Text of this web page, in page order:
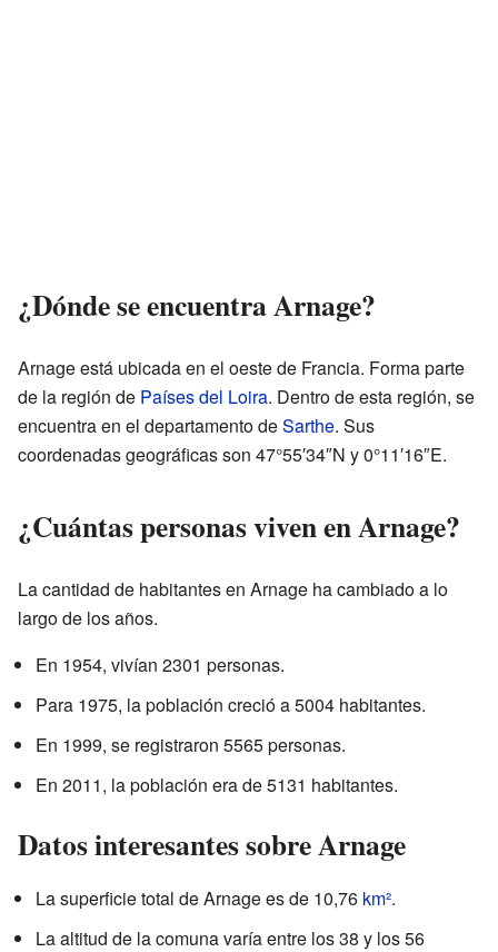
¿Dónde se encuentra Arnage?
Arnage está ubicada en el oeste de Francia. Forma parte
de la región de Países del Loira. Dentro de esta región, se
encuentra en el departamento deSarthe. Sus
coordenadas geográficas son 47°55′34″N y 0°11′16″E.
¿Cuántas personas viven en Arnage?
La cantidad de habitantes en Arnage ha cambiado a lo
largo de los años.
En 1954, vivían 2301 personas.
Para 1975, la población creció a 5004 habitantes.
En 1999, se registraron 5565 personas.
En 2011, la población era de 5131 habitantes.
Datos interesantes sobre Arnage
La superficie total de Arnage es de 10,76 km².
La altitud de la comuna varía entre los 38 y los 56